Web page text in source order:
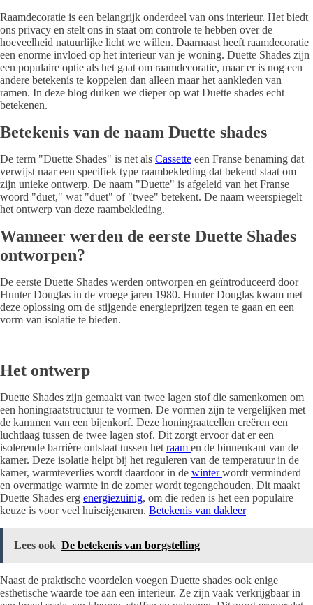
Raamdecoratie is een belangrijk onderdeel van ons interieur. Het biedt
ons privacy en stelt ons in staat om controle te hebben over de
hoeveelheid natuurlijke licht we willen. Daarnaast heeft raamdecoratie
een enorme invloed op het interieur van je woning. Duette Shades zijn
een populaire optie als het gaat om raamdecoratie, maar er is nog een
andere betekenis te koppelen dan alleen maar het aankleden van
ramen. In deze blog duiken we dieper op wat Duette shades echt
betekenen.
Betekenis van de naam Duette shades
De term "Duette Shades" is net als Cassette een Franse benaming dat
verwijst naar een specifiek type raambekleding dat bekend staat om
zijn unieke ontwerp. De naam "Duette" is afgeleid van het Franse
woord "duet," wat "duet" of "twee" betekent. De naam weerspiegelt
het ontwerp van deze raambekleding.
Wanneer werden de eerste Duette Shades
ontworpen?
De eerste Duette Shades werden ontworpen en geïntroduceerd door
Hunter Douglas in de vroege jaren 1980. Hunter Douglas kwam met
deze oplossing om de stijgende energieprijzen tegen te gaan en een
vorm van isolatie te bieden.
Het ontwerp
Duette Shades zijn gemaakt van twee lagen stof die samenkomen om
een honingraatstructuur te vormen. De vormen zijn te vergelijken met
de kammen van een bijenkorf. Deze honingraatcellen creëren een
luchtlaag tussen de twee lagen stof. Dit zorgt ervoor dat er een
isolerende barrière ontstaat tussen het raam en de binnenkant van de
kamer. Deze isolatie helpt bij het reguleren van de temperatuur in de
kamer, warmteverlies wordt daardoor in de winterwordt verminderd
en overmatige warmte in de zomer wordt tegengehouden. Dit maakt
Duette Shades erg energiezuinig, om die reden is het een populaire
keuze is voor veel huiseigenaren. Betekenis van dakleer
Lees ook De betekenis van borgstelling
Naast de praktische voordelen voegen Duette shades ook enige
esthetische waarde toe aan een interieur. Ze zijn vaak verkrijgbaar in